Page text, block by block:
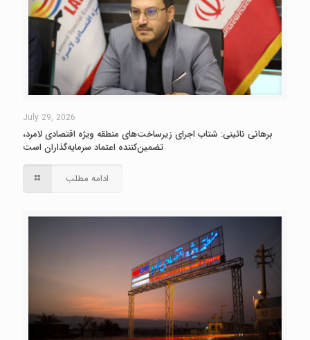
July 29, 2026
برهانی نائینی: شتاب اجرای زیرساخت‌های منطقه ویژه اقتصادی لامرد،
تضمین‌کننده اعتماد سرمایه‌گذاران است
ادامه مطلب